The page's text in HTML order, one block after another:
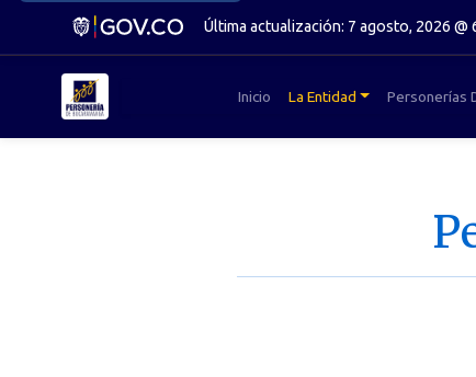
Última actualización: 7 agosto, 2026 @
Inicio La Entidad Personerías